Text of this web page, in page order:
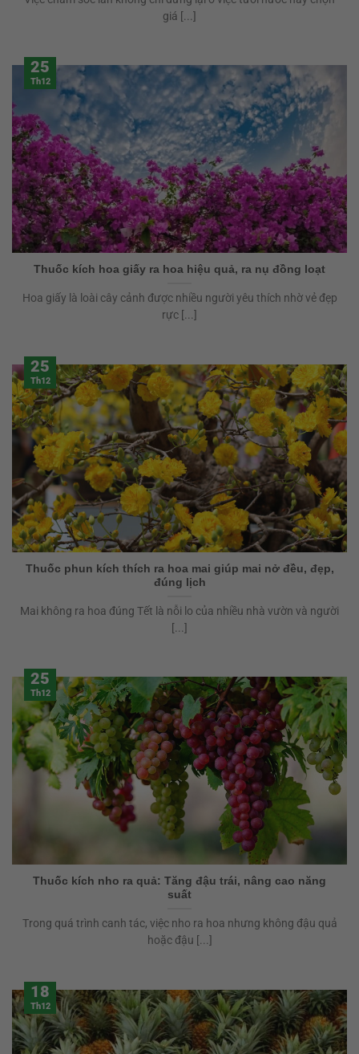
giá [...]
Thuốc kích hoa giấy ra hoa hiệu quả, ra nụ đồng loạt
Hoa giấy là loài cây cảnh được nhiều người yêu thích nhờ vẻ đẹp
rực [...]
25
Th12
Thuốc phun kích thích ra hoa mai giúp mai nở đều, đẹp,
đúng lịch
Mai không ra hoa đúng Tết là nỗi lo của nhiều nhà vườn và người
[...]
25
Th12
Thuốc kích nho ra quả: Tăng đậu trái, nâng cao năng
suất
Trong quá trình canh tác, việc nho ra hoa nhưng không đậu quả
hoặc đậu [...]
25
Th12
18
Th12